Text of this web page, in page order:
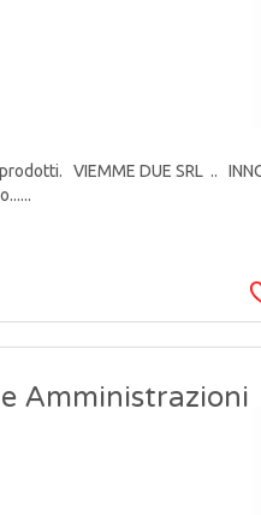
VIEMME DUE SRL ..
Amministrazioni